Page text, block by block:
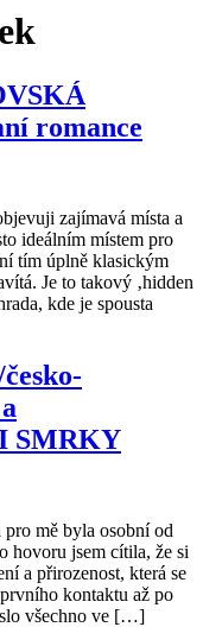
romance
zajímavá místa a
ideálním místem pro
tím úplně klasickým
Je to takový ‚hidden
kde je spousta
SMRKY
pro mě byla osobní od
hovoru jsem cítila, že si
a přirozenost, která se
kontaktu až po
všechno ve […]